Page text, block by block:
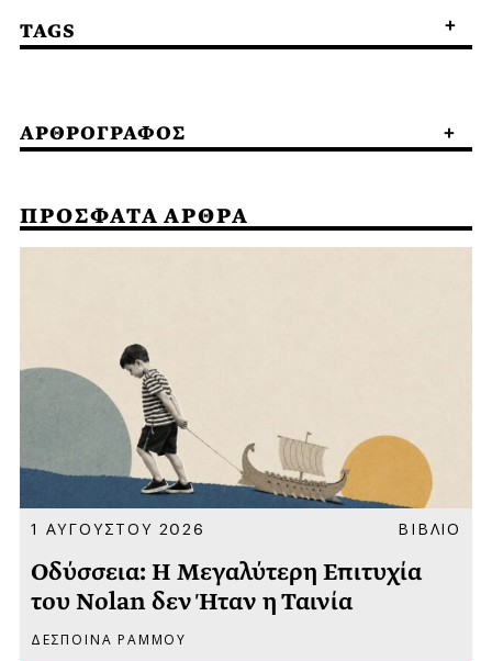
TAGS
ΑΡΘΡΟΓΡΑΦΟΣ
ΠΡΟΣΦΑΤΑ ΑΡΘΡΑ
1 ΑΥΓΟΥΣΤΟΥ 2026 ΒΙΒΛΙΟ
Οδύσσεια: Η Μεγαλύτερη Επιτυχία
του Nolan δεν Ήταν η Ταινία
ΔΕΣΠΟΙΝΑ ΡΑΜΜΟΥ